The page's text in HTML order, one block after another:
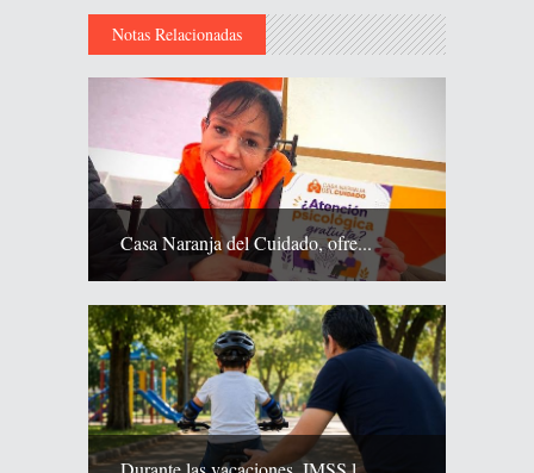
Notas Relacionadas
Casa Naranja del Cuidado, ofre...